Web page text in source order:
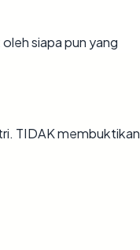
siapa pun yang
TIDAK membuktikan